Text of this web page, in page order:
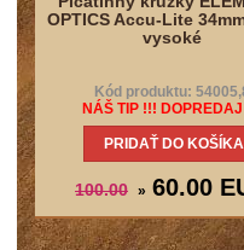
OPTICS Accu-Lite
vysoké
Kód produktu:
NÁŠ TIP !!!
PRIDAŤ DO KOŠÍKA
100.00 » 60.00